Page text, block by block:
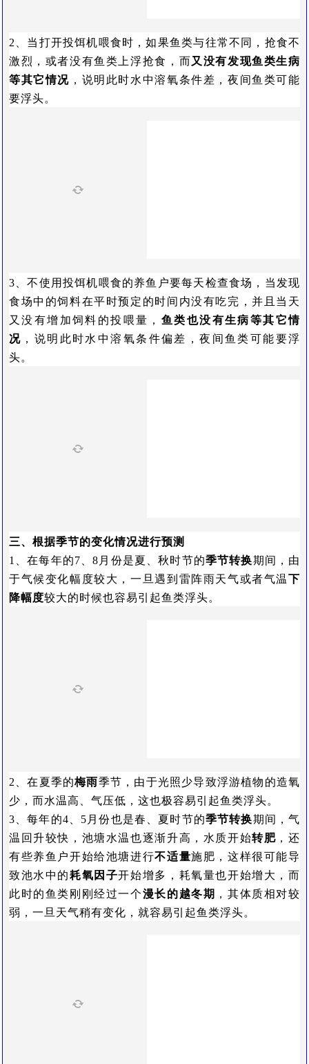
2、当打开投饵机喂食时，如果鱼类与往常不同，抢食不
激烈，或者没有鱼类上浮抢食，而又没有发现鱼类生病
等其它情况 ，说明此时水中溶氧条件差，夜间鱼类可能
要浮头。
3、不使用投饵机喂食的养鱼户要每天检查食场，当发现
食场中的饲料在平时预定的时间内没有吃完，并且当天
又没有增加饲料的投喂量， 鱼类也没有生病等其它情
况 ，说明此时水中溶氧条件偏差，夜间鱼类可能要浮
头。
三、根据季节的变化情况进行预测
1、在每年的7、8月份是夏、秋时节的季节转换期间，由
于气候变化幅度较大，一旦遇到雷阵雨天气或者气温下
降幅度较大的时候也容易引起鱼类浮头。
2、在夏季的梅雨季节，由于光照少导致浮游植物的造氧
少，而水温高、气压低，这也极容易引起鱼类浮头。
3、每年的4、5月份也是春、夏时节的季节转换期间，气
温回升较快，池塘水温也逐渐升高，水质开始转肥 ，还
有些养鱼户开始给池塘进行不适量施肥，这样很可能导
致池水中的耗氧因子开始增多，耗氧量也开始增大，而
此时的鱼类刚刚经过一个漫长的越冬期 ，其体质相对较
弱，一旦天气稍有变化，就容易引起鱼类浮头。